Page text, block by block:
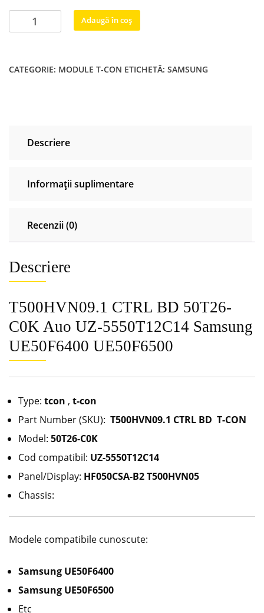
Cantitate
T500HVN09.1
50T26-
UE50F6400
Adaugă în coș
CATEGORIE: MODULE T-CON ETICHETĂ: SAMSUNG
Descriere
Informații suplimentare
Recenzii (0)
Descriere
T500HVN09.1 CTRL BD 50T26-
C0K Auo UZ-5550T12C14 Samsung
UE50F6400 UE50F6500
Type: tcon , t-con
Part Number (SKU): T500HVN09.1 CTRL BD T-CON
Model: 50T26-C0K
Cod compatibil: UZ-5550T12C14
Panel/Display: HF050CSA-B2 T500HVN05
Chassis:
Modele compatibile cunoscute:
Samsung UE50F6400
Samsung UE50F6500
Etc